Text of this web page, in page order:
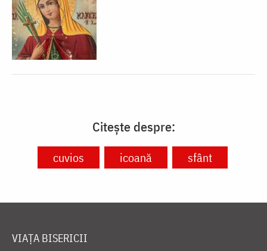
Citește despre:
cuvios icoană sfânt
VIAȚA BISERICII